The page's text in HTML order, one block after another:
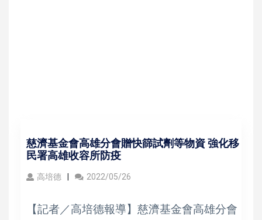
慈濟基金會高雄分會贈快篩試劑等物資 強化移
民署高雄收容所防疫
高培德 2022/05/26
【記者／高培德報導】慈濟基金會高雄分會